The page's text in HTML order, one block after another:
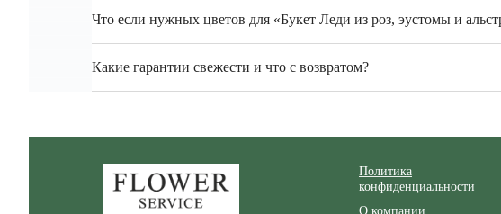
Что если нужных цветов для «Букет Леди из роз, эустомы и
Какие гарантии свежести и что с возвратом?
Политика
конфиденциальности
О компании